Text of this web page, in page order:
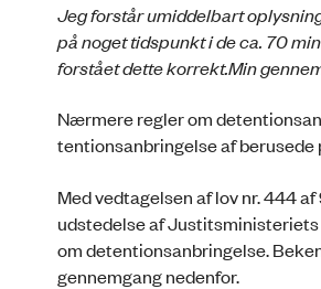
Jeg forstår umiddelbart
på noget tidspunkt i de ca. 70
forstået dette korrekt.Min
Nærmere regler om
tentionsanbringelse af berusede
Med vedtagelsen af lov nr. 444
udstedelse af
om detentionsanbringelse.
gennemgang nedenfor.